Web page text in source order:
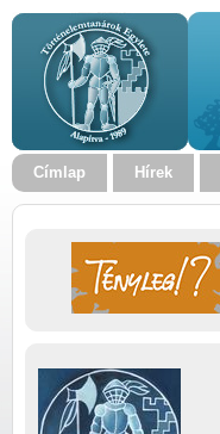
Címlap Hírek